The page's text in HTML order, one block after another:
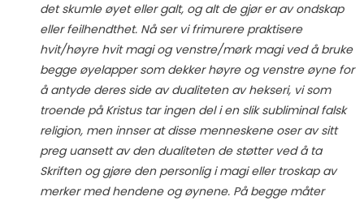
det skumle øyet eller galt, og alt de gjør er av ondskap
eller feilhendthet. Nå ser vi frimurere praktisere
hvit/høyre hvit magi og venstre/mørk magi ved å bruke
begge øyelapper som dekker høyre og venstre øyne for
å antyde deres side av dualiteten av hekseri, vi som
troende på Kristus tar ingen del i en slik subliminal falsk
religion, men innser at disse menneskene oser av sitt
preg uansett av den dualiteten de støtter ved å ta
Skriften og gjøre den personlig i magi eller troskap av
merker med hendene og øynene. På begge måter